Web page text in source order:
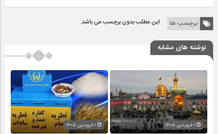
برچسب ها این مطلب بدون برچسب می باشد.
نوشته های مشابه